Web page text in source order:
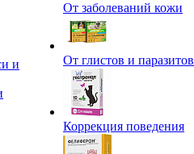
и
От заболеваний кожи
От глистов и паразитов
Коррекция поведения